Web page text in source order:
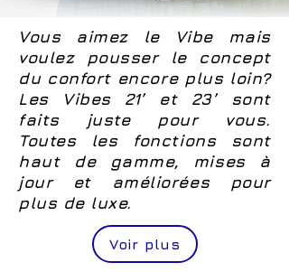
Vous aimez le Vibe mais
voulez pousser le concept
du confort encore plus loin?
Les Vibes 21’ et 23’ sont
faits juste pour vous.
Toutes les fonctions sont
haut de gamme, mises à
jour et améliorées pour
plus de luxe.
Voir plus